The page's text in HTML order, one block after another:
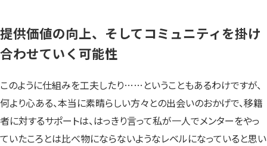
提供価値の向上、そしてコミュニティを掛け
合わせていく可能性
このように仕組みを工夫したり……ということもあるわけですが、
何より心ある、本当に素晴らしい方々との出会いのおかげで、移籍
者に対するサポートは、はっきり言って私が一人でメンターをやっ
ていたころとは比べ物にならないようなレベルになっていると思い